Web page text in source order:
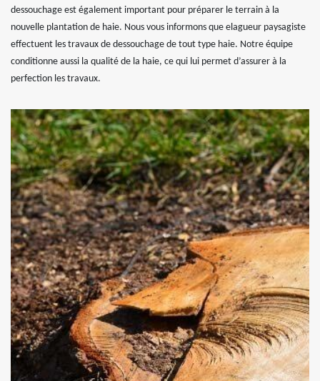
dessouchage est également important pour préparer le terrain à la
nouvelle plantation de haie. Nous vous informons que elagueur paysagiste
effectuent les travaux de dessouchage de tout type haie. Notre équipe
conditionne aussi la qualité de la haie, ce qui lui permet d’assurer à la
perfection les travaux.